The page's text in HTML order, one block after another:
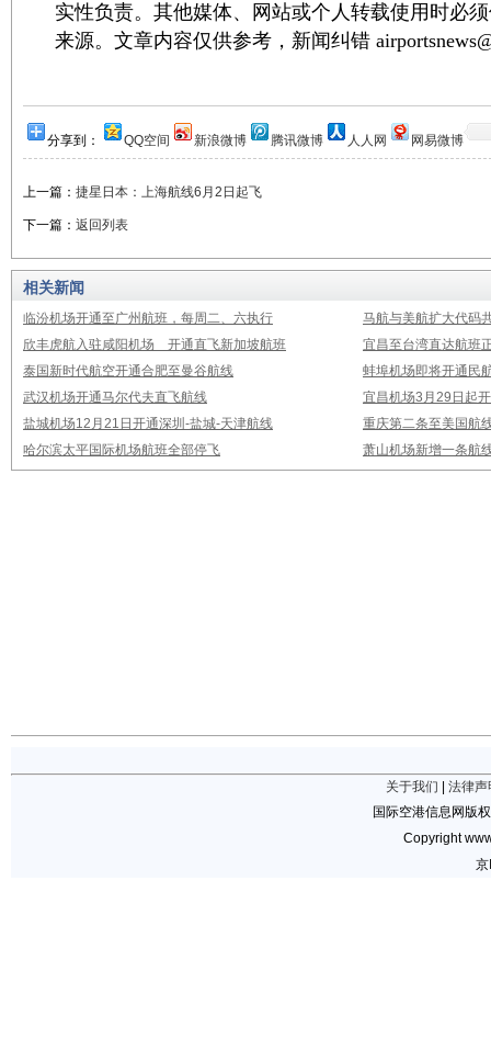
实性负责。其他媒体、网站或个人转载使用时必
来源。文章内容仅供参考，新闻纠错
分享到： QQ空间 新浪微博 腾讯微博 人人网 网易微博
上一篇： 捷星日本：上海航线6月2日起飞
下一篇： 返回列表
相关新闻
临汾机场开通至广州航班，每周二、六执行
马航与美航扩大代码
欣丰虎航入驻咸阳机场 开通直飞新加坡航班
宜昌至台湾直达航班
泰国新时代航空开通合肥至曼谷航线
蚌埠机场即将开通民
武汉机场开通马尔代夫直飞航线
宜昌机场3月29日起
盐城机场12月21日开通深圳-盐城-天津航线
重庆第二条至美国航
哈尔滨太平国际机场航班全部停飞
萧山机场新增一条航
关于我们
法律声
国际空港信息网版
Copyright